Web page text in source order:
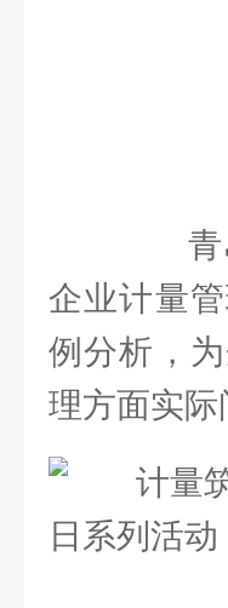
青岛
企业计量
例分析，
理方面实际